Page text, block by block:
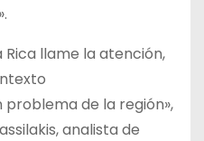
Rica llame la atención,
problema de la región»,
analista de